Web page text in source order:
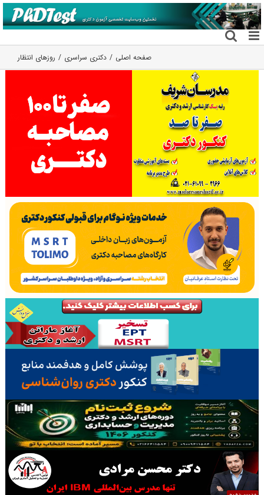
رفتن
به
محتوا
صفحه اصلی دکتری سراسری روزهای انتظار